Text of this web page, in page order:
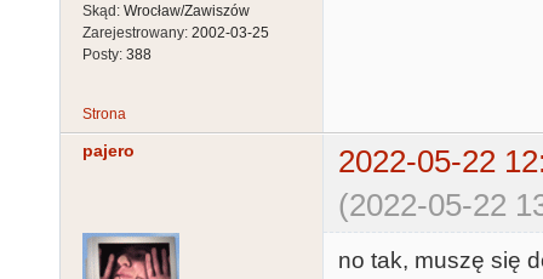
xHALT
        +  A14 * /PB5 *  PB3 *  wyl *  wylAnt *
/xHALT
        +  A15
Skąd: Wrocław/Zawiszów
Zarejestrowany: 2002-03-25
Posty: 388
Strona
pajero
2022-05-22
(2022-05-22
no tak, muszę się